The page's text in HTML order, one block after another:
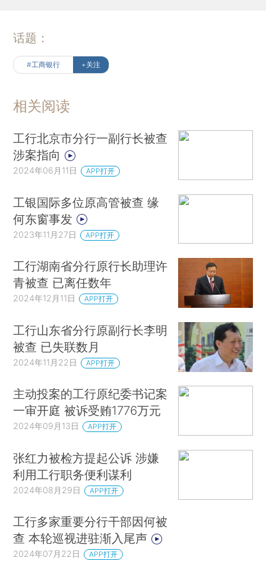
话题：
#工商银行 +关注
相关阅读
工行北京市分行一副行长被查
涉案指向
2024年06月11日 APP打开
工银国际多位原高管被查 缘
何东窗事发
2023年11月27日 APP打开
工行湖南省分行原行长助理许
青被查 已离任数年
2024年12月11日 APP打开
工行山东省分行原副行长李明
被查 已失联数月
2024年11月22日 APP打开
主动投案的工行原纪委书记案
一审开庭 被诉受贿1776万元
2024年09月13日 APP打开
张红力被检方提起公诉 涉嫌
利用工行职务便利谋利
2024年08月29日 APP打开
工行多家重要分行干部因何被
查 本轮巡视进驻渐入尾声
2024年07月22日 APP打开